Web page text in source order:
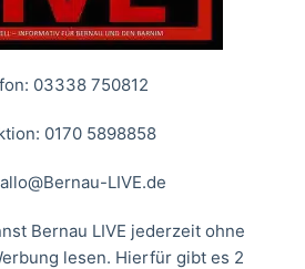
03338 750812
0170 5898858
LIVE.de
Bernau LIVE jederzeit ohne
lesen. Hierfür gibt es 2